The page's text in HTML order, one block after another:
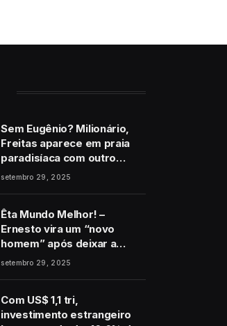
Sem Eugênio? Milionário,
Freitas aparece em praia
paradisíaca com outro
homem no final de Vale
setembro 29, 2025
Êta Mundo Melhor! –
Ernesto vira um “novo
homem” após deixar a
cadeia e pede perdão a
setembro 29, 2025
Com US$ 1,1 tri,
investimento estrangeiro